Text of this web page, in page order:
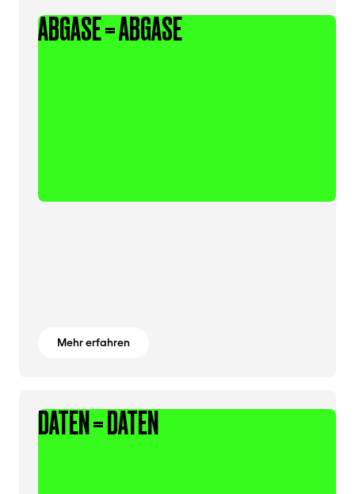
ABGASE = ABGASE
Mehr erfahren
DATEN = DATEN